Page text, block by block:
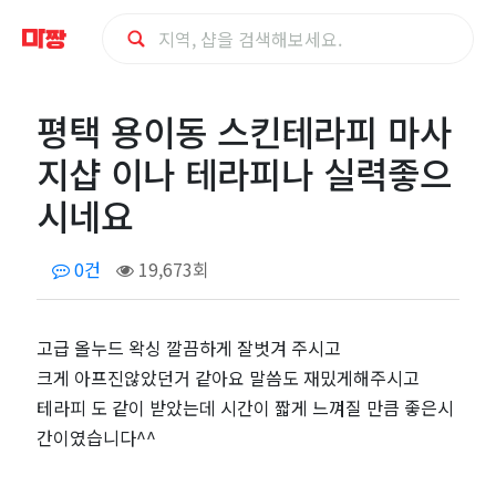
평
택
용
동
스
킨
평택 용이동 스킨테라피 마사
지샵 이나 테라피나 실력좋으
시네요
0건 19,673회
고급 올누드 왁싱 깔끔하게 잘벗겨 주시고
크게 아프진않았던거 같아요 말씀도 재밌게해주시고
테라피 도 같이 받았는데 시간이 짧게 느껴질 만큼 좋은시
간이였습니다^^